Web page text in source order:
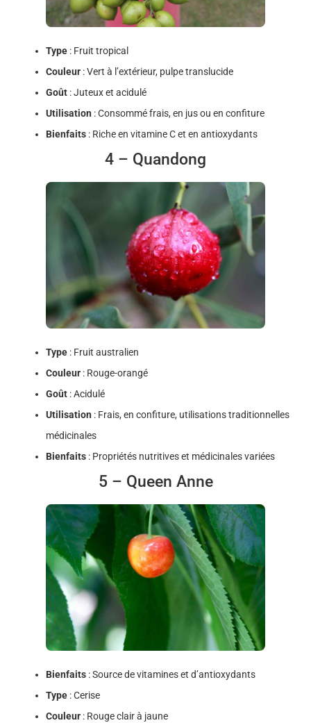
Type : Fruit tropical
Couleur : Vert à l’extérieur, pulpe translucide
Goût : Juteux et acidulé
Utilisation : Consommé frais, en jus ou en confiture
Bienfaits : Riche en vitamine C et en antioxydants
4 – Quandong
Type : Fruit australien
Couleur : Rouge-orangé
Goût : Acidulé
Utilisation : Frais, en confiture, utilisations traditionnelles
médicinales
Bienfaits : Propriétés nutritives et médicinales variées
5 – Queen Anne
Bienfaits : Source de vitamines et d’antioxydants
Type : Cerise
Couleur : Rouge clair à jaune